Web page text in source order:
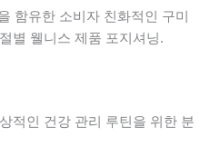
함유한 소비자 친화적인 구미
별 웰니스 제품 포지셔닝.
적인 건강 관리 루틴을 위한 분